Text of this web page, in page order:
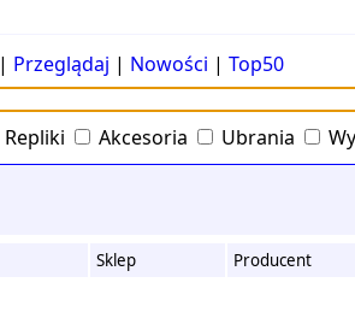
| Przeglądaj | Nowości | Top50
Repliki Akcesoria Ubrania
Sklep Producent